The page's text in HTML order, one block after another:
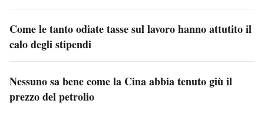
Come le tanto odiate tasse sul lavoro hanno attutito il
calo degli stipendi
Nessuno sa bene come la Cina abbia tenuto giù il
prezzo del petrolio